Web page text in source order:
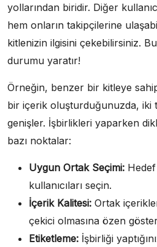
yollarından biridir. Diğer
hem onların takipçilerine
kitlenizin ilgisini çekebilirsiniz.
durumu yaratır!
Örneğin, benzer bir kitleye
bir içerik oluşturduğunuzda, iki
genişler. İşbirlikleri yaparken
bazı noktalar:
Uygun Ortak Seçimi:
kullanıcıları seçin.
İçerik Kalitesi: Ortak
çekici olmasına özen
Etiketleme: İşbirliği